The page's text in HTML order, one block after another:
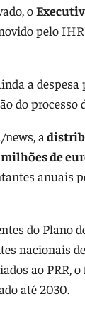
o
pelo
a
do
a
de
anuais
do Plano
nacionais
ao PRR,
até 2030.